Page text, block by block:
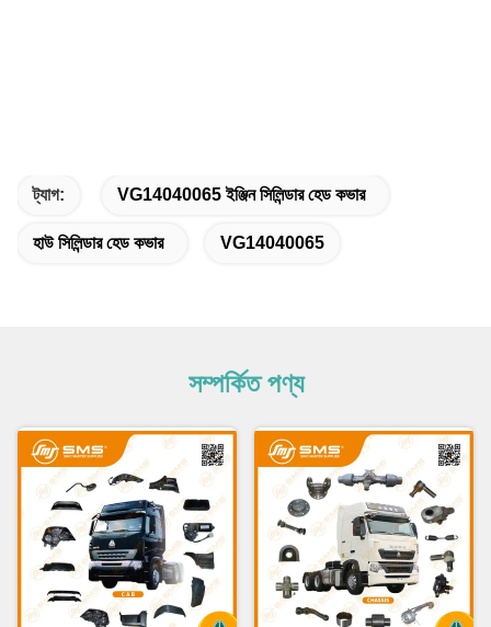
ট্যাগ: VG14040065 ইঞ্জিন সিলিন্ডার হেড কভার
হাউ সিলিন্ডার হেড কভার VG14040065
সম্পর্কিত পণ্য